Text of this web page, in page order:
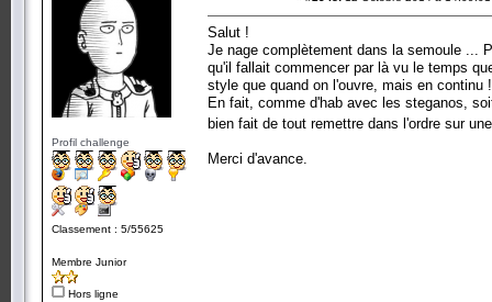
Profil challenge
Classement : 5/55625
Membre Junior
Hors ligne
Salut !
Je nage complètement dans la semoule ...
qu'il fallait commencer par là vu le temps
style que quand on l'ouvre, mais en
En fait, comme d'hab avec les steganos,
bien fait de tout remettre dans l'ordre sur
Merci d'avance.